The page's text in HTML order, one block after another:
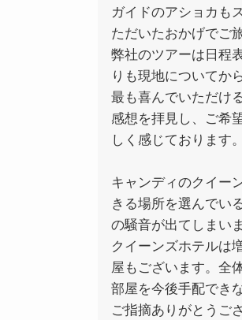
ガイドのアショカも
ただいたおかげでご
弊社のツアーは日程
りも現地についてか
最も喜んでいただけ
感想を拝見し、ご希
しく感じております。
キャンディのクイー
きる場所を選んでい
の騒音が出てしまいま
クイーンズホテルは
屋もございます。全
部屋を今後手配でき
ご指摘ありがとうご